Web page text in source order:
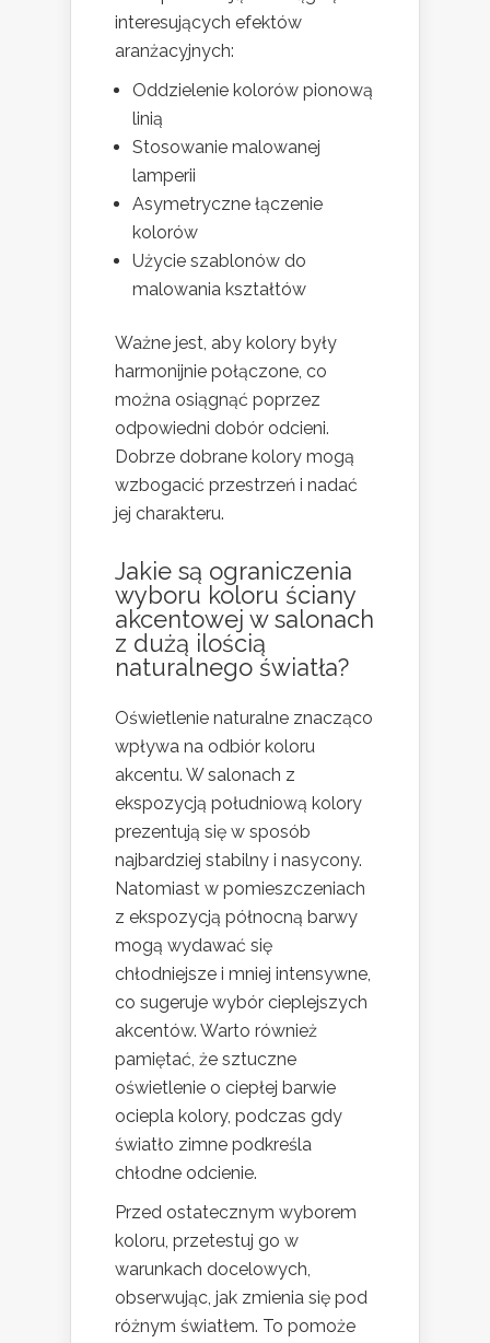
interesujących efektów
aranżacyjnych:
Oddzielenie kolorów pionową
linią
Stosowanie malowanej
lamperii
Asymetryczne łączenie
kolorów
Użycie szablonów do
malowania kształtów
Ważne jest, aby kolory były
harmonijnie połączone, co
można osiągnąć poprzez
odpowiedni dobór odcieni.
Dobrze dobrane kolory mogą
wzbogacić przestrzeń i nadać
jej charakteru.
Jakie są ograniczenia
wyboru koloru ściany
akcentowej w salonach
z dużą ilością
naturalnego światła?
Oświetlenie naturalne znacząco
wpływa na odbiór koloru
akcentu. W salonach z
ekspozycją południową kolory
prezentują się w sposób
najbardziej stabilny i nasycony.
Natomiast w pomieszczeniach
z ekspozycją północną barwy
mogą wydawać się
chłodniejsze i mniej intensywne,
co sugeruje wybór cieplejszych
akcentów. Warto również
pamiętać, że sztuczne
oświetlenie o ciepłej barwie
ociepla kolory, podczas gdy
światło zimne podkreśla
chłodne odcienie.
Przed ostatecznym wyborem
koloru, przetestuj go w
warunkach docelowych,
obserwując, jak zmienia się pod
różnym światłem. To pomoże